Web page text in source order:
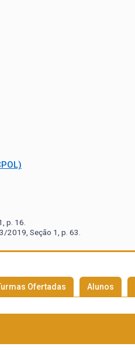
p. 16.
2019, Seção 1, p. 63.
Ofertadas Alunos